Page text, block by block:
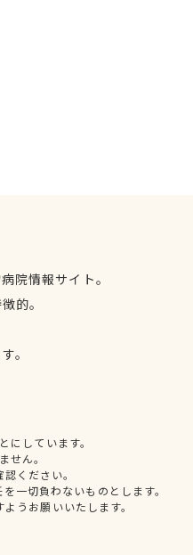
院情報サイト。
的。
。
しています。
せん。
ください。
一切負わないものとします。
うお願いいたします。